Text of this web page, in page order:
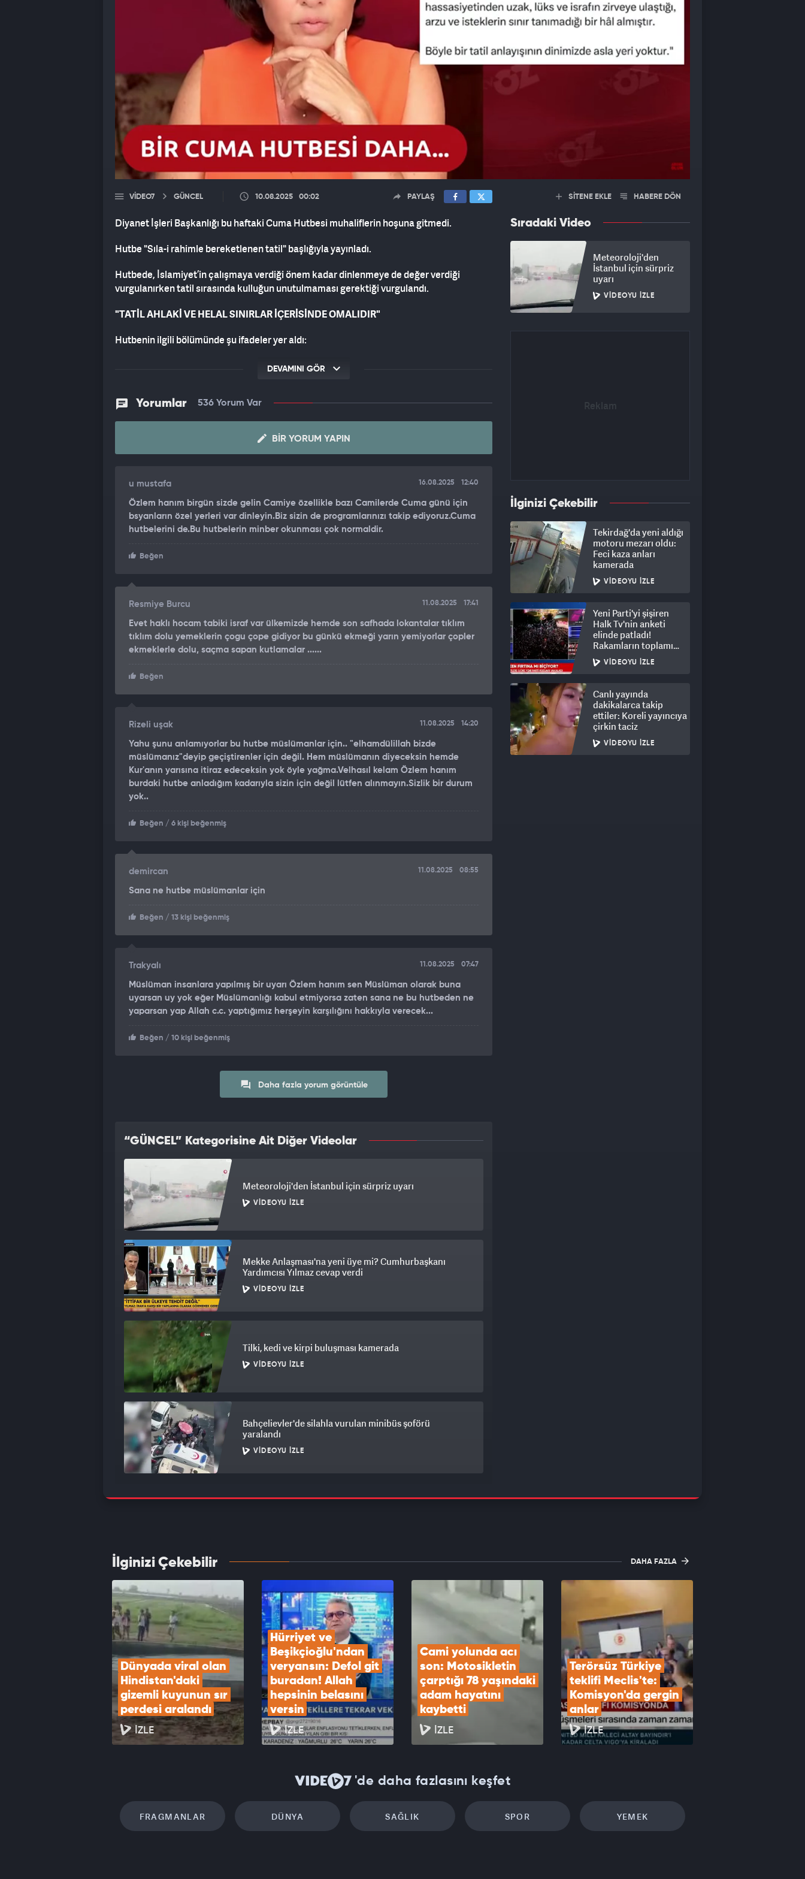
VIDEO7 GÜNCEL 10.08.2025 00:02 PAYLAŞ
Diyanet İşleri Başkanlığı bu haftaki Cuma Hutbesi muhaliflerin hoşuna gitmedi.
Hutbe "Sıla-i rahimle bereketlenen tatil" başlığıyla yayınladı.
Hutbede, İslamiyet’in çalışmaya verdiği önem kadar dinlenmeye de değer verdiği
vurgulanırken tatil sırasında kulluğun unutulmaması gerektiği vurgulandı.
"TATİL AHLAKİ VE HELAL SINIRLAR İÇERİSİNDE OMALIDIR"
Hutbenin ilgili bölümünde şu ifadeler yer aldı:
Dinimize göre çalışmak ne kadar önemli ise istirahat etmek de aynı ölçüde önemlidir.
Ancak unutmayalım ki; Müslümanın çalışması da, dinlenmesi de, tatili de, eğlenmesi de
meşru, ahlaki ve helal sınırlar içerisinde olmalıdır.
"TATİLDE İBADETLER AKSATILMAMALI"
Tatilde harama başvurmak, nefsin istek ve arzularına uymak, dinimizin sınırlarını ihlal
etmek, hem dünya hem ahiret saadetimizi tehlikeye atar.
Müslüman, tatilde de ibadetlerini aksatmamalı, dinin ölçülerine riayet etmeli, tatilini
"İNSAN UTANIR BUNU HUTBE DİYE OKUMAKTAN"
Hutbeden rahatsız olan gazeteci Özlem Gürses, şu ifadeleri kullandı:
değil insan utanır bunu hutbe diye okumaktan. Diyelim ki Diyanet bir hataya düşmüş
bunu göndermiş size, okuma ya.
kullan, ‘he’ de geç yani, başka bir dua oku.
DEVAMINI GÖR
Yorumlar 536 Yorum Var
BIR YORUM YAPIN
u mustafa 16.08.2025 12:40
Özlem hanım birgün sizde gelin Camiye özellikle bazı Camilerde Cuma günü için
bsyanların özel yerleri var dinleyin.Biz sizin de programlarınızı takip ediyoruz.Cuma
hutbelerini de.Bu hutbelerin minber okunması çok normaldir.
Beğen
Resmiye Burcu 11.08.2025 17:41
Evet haklı hocam tabiki israf var ülkemizde hemde son safhada lokantalar tıklım
tıklım dolu yemeklerin çogu çope gidiyor bu günkü ekmeği yarın yemiyorlar çopler
ekmeklerle dolu, saçma sapan kutlamalar ......
Beğen
Rizeli uşak 11.08.2025 14:20
Yahu şunu anlamıyorlar bu hutbe müslümanlar için.. "elhamdülillah bizde
müslümanız"deyip geçiştirenler için değil. Hem müslümanın diyeceksin hemde
Kur'anın yarısına itiraz edeceksin yok öyle yağma.Velhasıl kelam Özlem hanım
burdaki hutbe anladığım kadarıyla sizin için değil lütfen alınmayın.Sizlik bir durum
yok..
Beğen / 6 kişi beğenmiş
demircan 11.08.2025 08:55
Sana ne hutbe müslümanlar için
Beğen / 13 kişi beğenmiş
Trakyalı 11.08.2025 07:47
Müslüman insanlara yapılmış bir uyarı Özlem hanım sen Müslüman olarak buna
uyarsan uy yok eğer Müslümanlığı kabul etmiyorsa zaten sana ne bu hutbeden ne
yaparsan yap Allah c.c. yaptığımız herşeyin karşılığını hakkıyla verecek...
Beğen / 10 kişi beğenmiş
Daha fazla yorum görüntüle
“GÜNCEL” Kategorisine Ait Diğer Videolar
Meteoroloji'den İstanbul için sürpriz uyarı
VIDEOYU İZLE
Mekke Anlaşması'na yeni üye mi? Cumhurbaşkanı
Yardımcısı Yılmaz cevap verdi
VIDEOYU İZLE
Tilki, kedi ve kirpi buluşması kamerada
VIDEOYU İZLE
Bahçelievler'de silahla vurulan minibüs şoförü
yaralandı
VIDEOYU İZLE
Bursa'daki 'Sunrooflu Cami' mimarisiyle dikkat çekiyor
VIDEOYU İZLE
SİTENE EKLE HABERE DÖN
Sıradaki Video
Meteoroloji'den
İstanbul için sürpriz
uyarı
VIDEOYU İZLE
İlginizi Çekebilir
Tekirdağ'da yeni aldığı
motoru mezarı oldu:
Feci kaza anları
kamerada
VIDEOYU İZLE
Yeni Parti'yi şişiren
Halk Tv'nin anketi
elinde patladı!
Rakamların toplamı
dalga konusu oldu
VIDEOYU İZLE
Canlı yayında
dakikalarca takip
ettiler: Koreli yayıncıya
çirkin taciz
VIDEOYU İZLE
İlginizi Çekebilir DAHA FAZLA
Dünyada viral olan
Hindistan'daki
gizemli kuyunun sır
perdesi aralandı
İZLE
Hürriyet ve
Beşikçioğlu'ndan
veryansın: Defol git
buradan! Allah
hepsinin belasını
versin
İZLE
Cami yolunda acı
son: Motosikletin
çarptığı 78 yaşındaki
adam hayatını
kaybetti
İZLE
Terörsüz Türkiye
teklifi Meclis'te:
Komisyon'da gergin
anlar
İZLE
'de daha fazlasını keşfet
FRAGMANLAR DÜNYA SAĞLIK SPOR YEMEK